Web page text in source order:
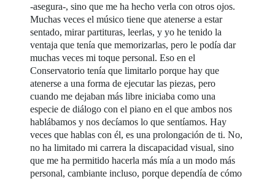
-asegura-, sino que me ha hecho verla con otros ojos.
Muchas veces el músico tiene que atenerse a estar
sentado, mirar partituras, leerlas, y yo he tenido la
ventaja que tenía que memorizarlas, pero le podía dar
muchas veces mi toque personal. Eso en el
Conservatorio tenía que limitarlo porque hay que
atenerse a una forma de ejecutar las piezas, pero
cuando me dejaban más libre iniciaba como una
especie de diálogo con el piano en el que ambos nos
hablábamos y nos decíamos lo que sentíamos. Hay
veces que hablas con él, es una prolongación de ti. No,
no ha limitado mi carrera la discapacidad visual, sino
que me ha permitido hacerla más mía a un modo más
personal, cambiante incluso, porque dependía de cómo